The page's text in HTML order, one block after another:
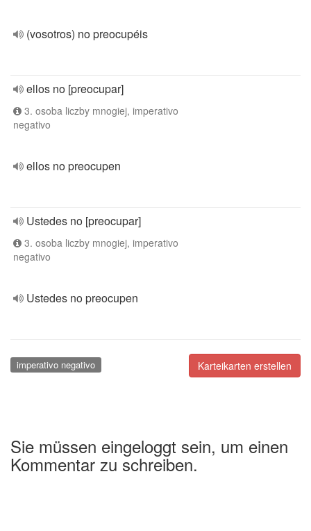
(vosotros) no preocupéis
ellos no [preocupar]
3. osoba liczby mnogiej, imperativo
negativo
ellos no preocupen
Ustedes no [preocupar]
3. osoba liczby mnogiej, imperativo
negativo
Ustedes no preocupen
Karteikarten erstellen
imperativo negativo
Sie müssen eingeloggt sein, um einen
Kommentar zu schreiben.